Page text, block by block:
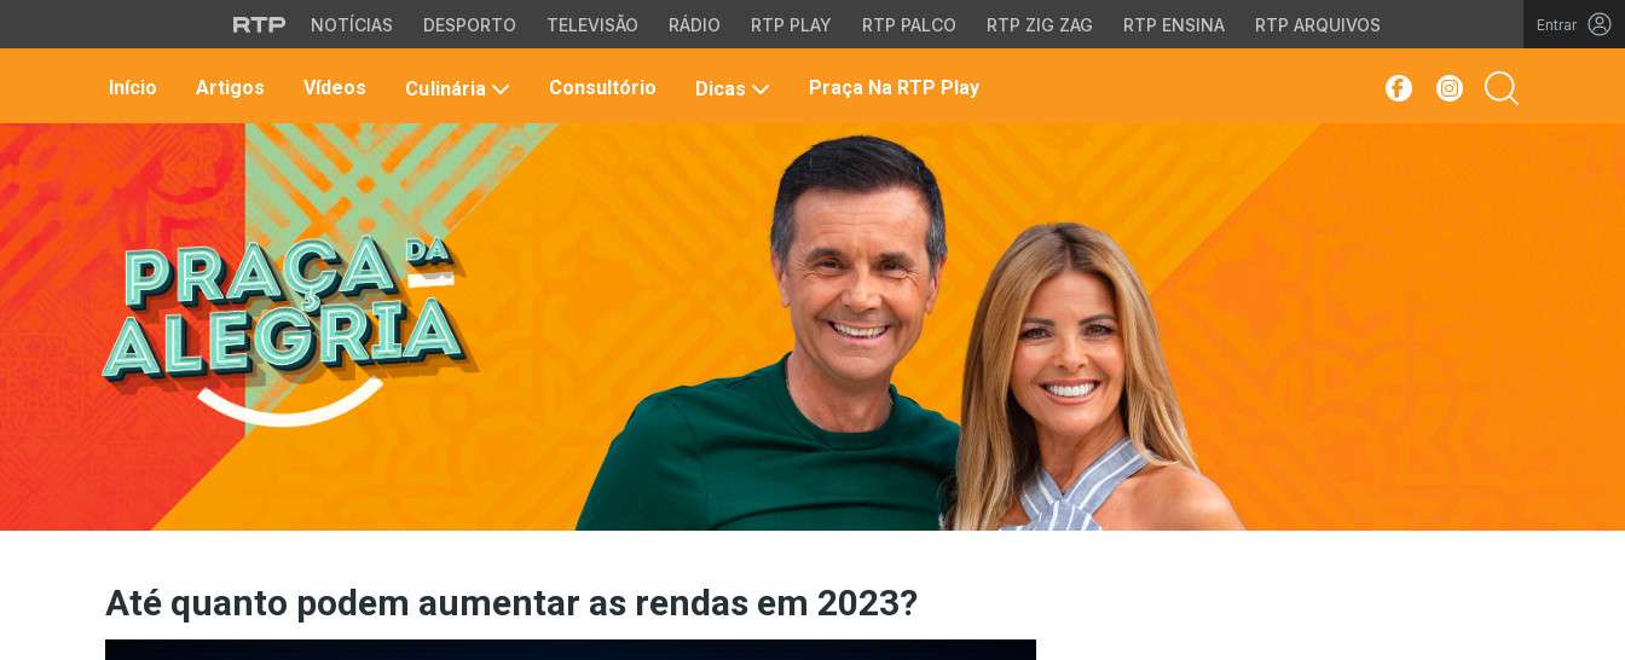
Saltar para o conteúdo principal
NOTÍCIAS DESPORTO TELEVISÃO RÁDIO RTP PLAY RTP PALCO RTP ZIG ZAG RTP ENSINA RTP ARQUIVOS Entrar
Início Artigos Vídeos Culinária Consultório Dicas Praça Na RTP Play
site
Até quanto podem aumentar as rendas em 2023?